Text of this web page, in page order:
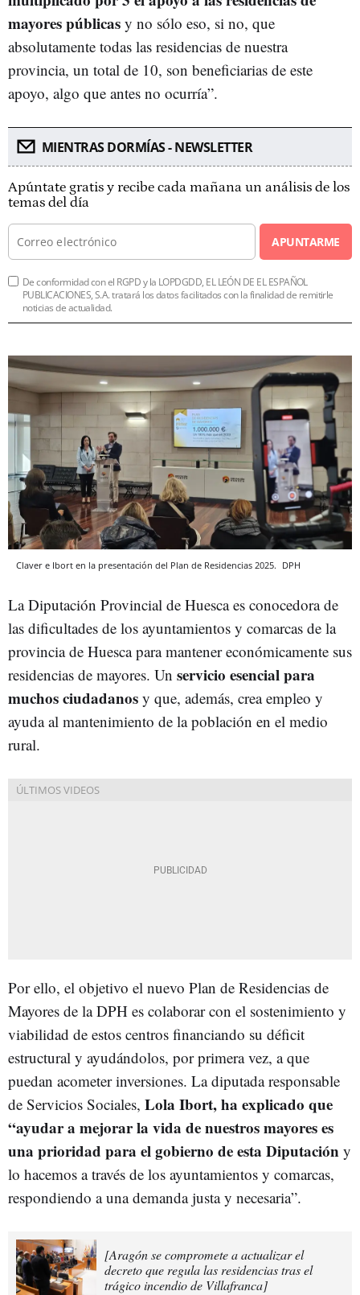
mayores públicas y no sólo eso, si no, que
absolutamente todas las residencias de nuestra
provincia, un total de 10, son beneficiarias de este
apoyo, algo que antes no ocurría”.
MIENTRAS DORMÍAS - NEWSLETTER
Apúntate gratis y recibe cada mañana un análisis de los
temas del día
APUNTARME
De conformidad con el RGPD y la LOPDGDD, EL LEÓN DE EL ESPAÑOL
PUBLICACIONES, S.A. tratará los datos facilitados con la finalidad de remitirle
noticias de actualidad.
Claver e Ibort en la presentación del Plan de Residencias 2025. DPH
La Diputación Provincial de Huesca es conocedora de
las dificultades de los ayuntamientos y comarcas de la
provincia de Huesca para mantener económicamente sus
residencias de mayores. Un servicio esencial para
muchos ciudadanos y que, además, crea empleo y
ayuda al mantenimiento de la población en el medio
rural.
Por ello, el objetivo el nuevo Plan de Residencias de
Mayores de la DPH es colaborar con el sostenimiento y
viabilidad de estos centros financiando su déficit
estructural y ayudándolos, por primera vez, a que
puedan acometer inversiones. La diputada responsable
de Servicios Sociales, Lola Ibort, ha explicado que
“ayudar a mejorar la vida de nuestros mayores es
una prioridad para el gobierno de esta Diputación y
lo hacemos a través de los ayuntamientos y comarcas,
respondiendo a una demanda justa y necesaria”.
[Aragón se compromete a actualizar el
decreto que regula las residencias tras el
trágico incendio de Villafranca]